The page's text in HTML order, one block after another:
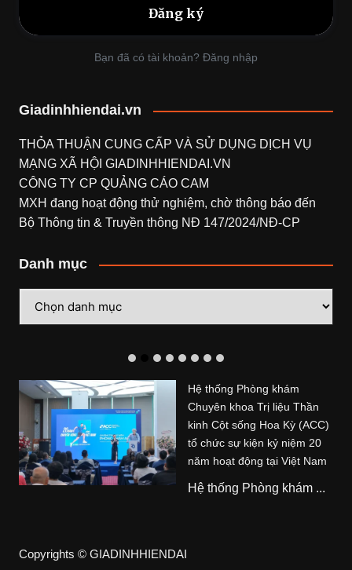
Bạn đã có tài khoản? Đăng nhập
Giadinhhiendai.vn
THỎA THUẬN CUNG CẤP VÀ SỬ DỤNG DỊCH VỤ
MẠNG XÃ HỘI GIADINHHIENDAI.VN
CÔNG TY CP QUẢNG CÁO CAM
MXH đang hoạt động thử nghiệm, chờ thông báo đến
Bộ Thông tin & Truyền thông NĐ 147/2024/NĐ-CP
Danh mục
mục
Hệ thống Phòng khám
Chuyên khoa Trị liệu Thần
kinh Cột sống Hoa Kỳ (ACC)
tổ chức sự kiện kỷ niệm 20
năm hoạt động tại Việt Nam
Hệ thống Phòng khám ...
Copyrights © GIADINHHIENDAI